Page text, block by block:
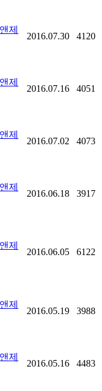
제
2016.07.30 4120
제
2016.07.16 4051
제
2016.07.02 4073
제
2016.06.18 3917
제
2016.06.05 6122
제
2016.05.19 3988
제
2016.05.16 4483